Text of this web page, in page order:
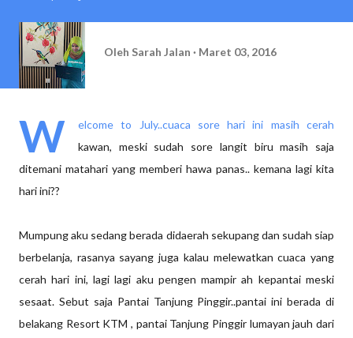
Oleh Sarah Jalan Maret 03, 2016
W
elcome to July..cuaca sore hari ini masih cerah
kawan, meski sudah sore langit biru masih saja
ditemani matahari yang memberi hawa panas.. kemana lagi kita
hari ini??
Mumpung aku sedang berada didaerah sekupang dan sudah siap
berbelanja, rasanya sayang juga kalau melewatkan cuaca yang
cerah hari ini, lagi lagi aku pengen mampir ah kepantai meski
sesaat. Sebut saja Pantai Tanjung Pinggir..pantai ini berada di
belakang Resort KTM , pantai Tanjung Pinggir lumayan jauh dari